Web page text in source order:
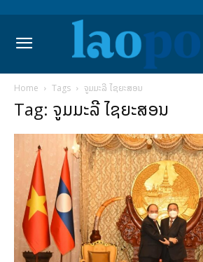
Home Tags ຈູມມະລີ ໄຊຍະສອນ
Tag: ຈູມມະລີ ໄຊຍະສອນ